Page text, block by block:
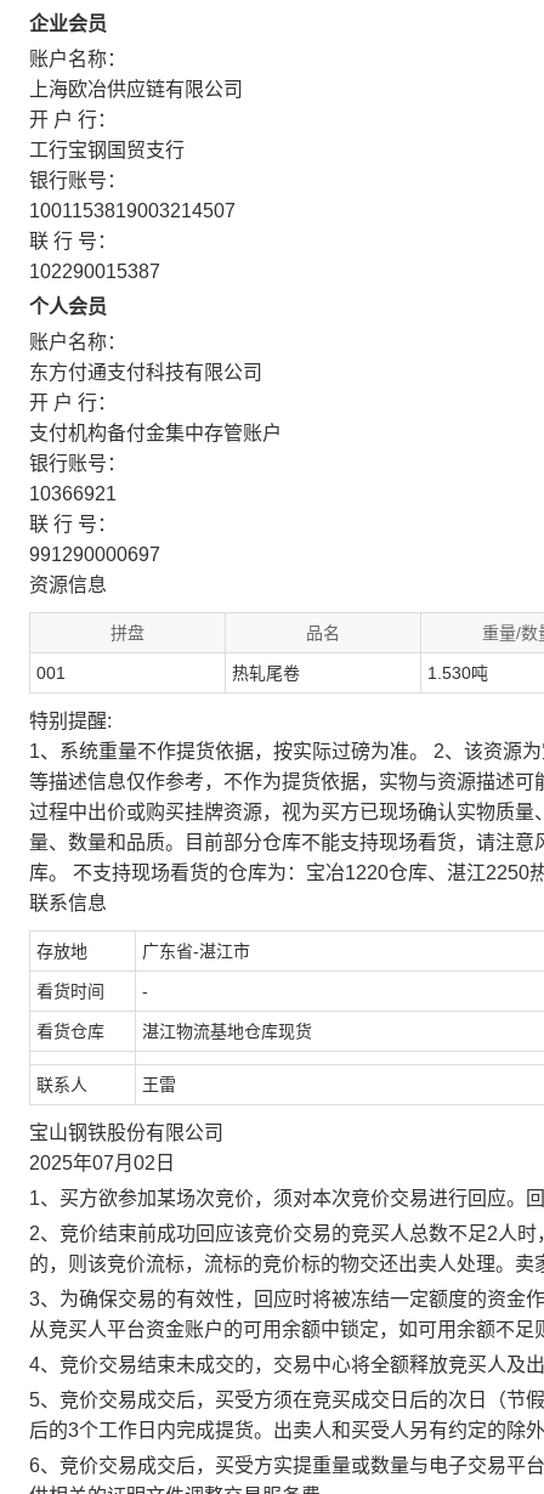
企业会员
账户名称：
上海欧冶供应链有限公司
开 户 行：
工行宝钢国贸支行
银行账号：
1001153819003214507
联 行 号：
102290015387
个人会员
账户名称：
东方付通支付科技有限公司
开 户 行：
支付机构备付金集中存管账户
银行账号：
10366921
联 行 号：
991290000697
资源信息
拼盘 品名 重量/数
001 热轧尾卷 1.530吨
特别提醒:
1、系统重量不作提货依据，按实际过磅为准。 2、该资源
等描述信息仅作参考，不作为提货依据，实物与资源描述
过程中出价或购买挂牌资源，视为买方已现场确认实物质
量、数量和品质。目前部分仓库不能支持现场看货，请注
库。 不支持现场看货的仓库为：宝冶1220仓库、湛江2250
联系信息
存放地 广东省-湛江市
看货时间 -
看货仓库 湛江物流基地仓库现货
联系人 王雷
宝山钢铁股份有限公司
2025年07月02日
1、买方欲参加某场次竞价，须对本次竞价交易进行回应。
2、竞价结束前成功回应该竞价交易的竞买人总数不足2人
的，则该竞价流标，流标的竞价标的物交还出卖人处理。
3、为确保交易的有效性，回应时将被冻结一定额度的资金
从竞买人平台资金账户的可用余额中锁定，如可用余额不足
4、竞价交易结束未成交的，交易中心将全额释放竞买人及
5、竞价交易成交后，买受方须在竞买成交日后的次日（节
后的3个工作日内完成提货。出卖人和买受人另有约定的除
6、竞价交易成交后，买受方实提重量或数量与电子交易平